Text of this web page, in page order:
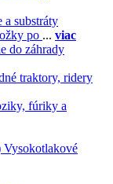
a substráty
po ... viac
do záhrady
traktory, ridery
fúriky a
Vysokotlakové